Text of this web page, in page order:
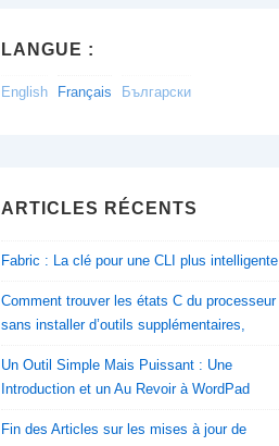
LANGUE :
English Français Български
ARTICLES RÉCENTS
Fabric : La clé pour une CLI plus intelligente
Comment trouver les états C du processeur
sans installer d’outils supplémentaires,
Un Outil Simple Mais Puissant : Une
Introduction et un Au Revoir à WordPad
Fin des Articles sur les mises à jour de